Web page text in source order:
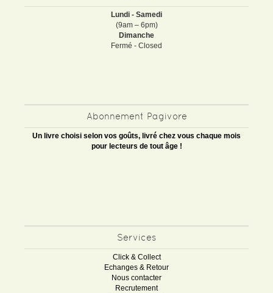
Lundi - Samedi
(9am – 6pm)
Dimanche
Fermé - Closed
Abonnement Pagivore
Un livre choisi selon vos goûts, livré chez vous chaque mois
pour lecteurs de tout âge !
Services
Click & Collect
Echanges & Retour
Nous contacter
Recrutement